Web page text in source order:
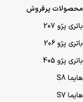
محصولات پرفروش
باتری پژو 207
باتری پژو 206
باتری پژو 405
هایما S8
هایما S7